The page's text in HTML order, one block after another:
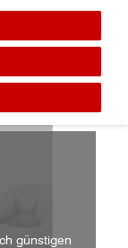
zur
günstigen